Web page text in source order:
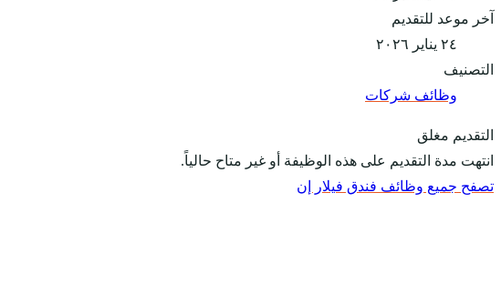
آخر موعد للتقديم
٢٤ يناير ٢٠٢٦
التصنيف
وظائف شركات
التقديم مغلق
انتهت مدة التقديم على هذه الوظيفة أو غير متاح حالياً.
تصفح جميع وظائف فندق فيلار إن